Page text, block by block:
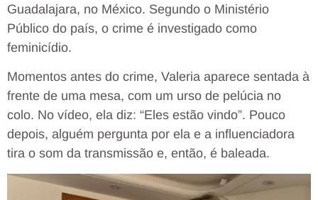
Guadalajara, no México. Segundo o Ministério
Público do país, o crime é investigado como
feminicídio.
Momentos antes do crime, Valeria aparece sentada à
frente de uma mesa, com um urso de pelúcia no
colo. No vídeo, ela diz: “Eles estão vindo”. Pouco
depois, alguém pergunta por ela e a influenciadora
tira o som da transmissão e, então, é baleada.